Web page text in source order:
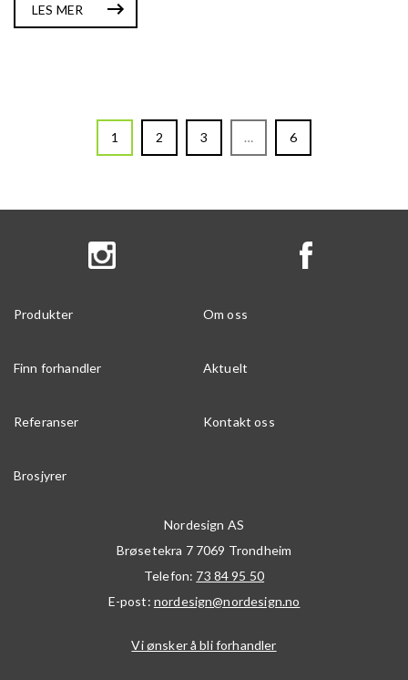
LES MER
1 2 3 … 6
Produkter Om oss
Finn forhandler Aktuelt
Referanser Kontakt oss
Brosjyrer
Nordesign AS
Brøsetekra 7 7069 Trondheim
Telefon: 73 84 95 50
E-post: nordesign@nordesign.no
Vi ønsker å bli forhandler